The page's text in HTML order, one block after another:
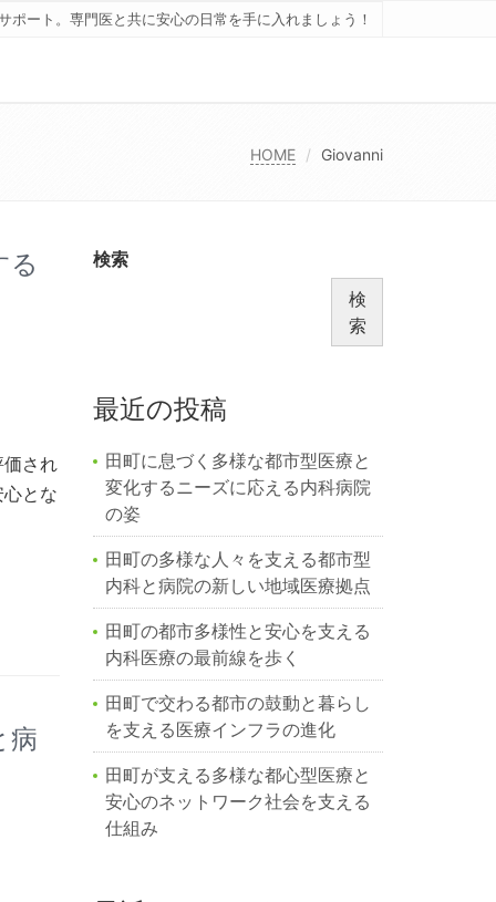
ポート。専門医と共に安心の日常を手に入れましょう！
HOME Giovanni
る
され
とな
病
検索
検
索
最近の投稿
田町に息づく多様な都市型医療と
変化するニーズに応える内科病院
の姿
田町の多様な人々を支える都市型
内科と病院の新しい地域医療拠点
田町の都市多様性と安心を支える
内科医療の最前線を歩く
田町で交わる都市の鼓動と暮らし
を支える医療インフラの進化
田町が支える多様な都心型医療と
安心のネットワーク社会を支える
仕組み